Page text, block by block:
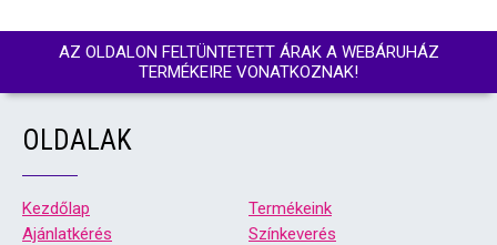
AZ OLDALON FELTÜNTETETT ÁRAK A WEBÁRUHÁZ
TERMÉKEIRE VONATKOZNAK!
OLDALAK
Kezdőlap
Termékeink
Ajánlatkérés
Színkeverés